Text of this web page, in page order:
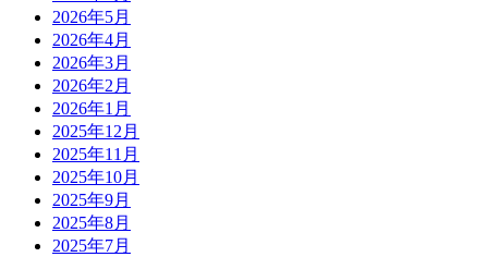
2026年5月
2026年4月
2026年3月
2026年2月
2026年1月
2025年12月
2025年11月
2025年10月
2025年9月
2025年8月
2025年7月